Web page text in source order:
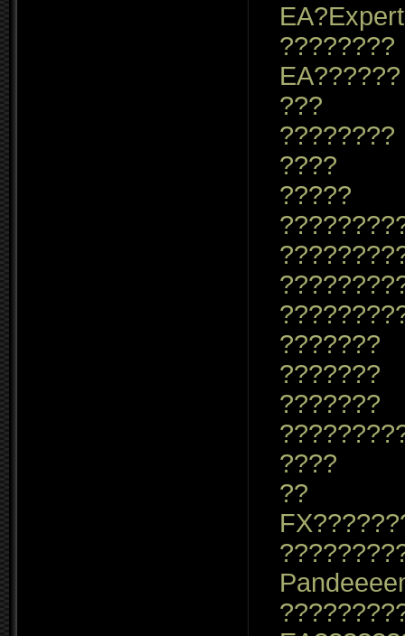
????????
EA??????
???
????????
????
?????
???????
???????
???????
????
??